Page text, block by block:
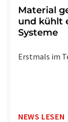
Material
und kühlt
Systeme
Erstmals im
NEWS LESEN